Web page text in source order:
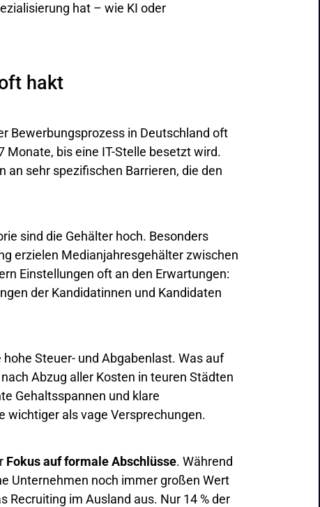
hat – wie KI oder
hakt
Bewerbungsprozess in Deutschland oft
bis eine IT-Stelle besetzt wird.
an sehr spezifischen Barrieren, die den
sind die Gehälter hoch. Besonders
erzielen Medianjahresgehälter zwischen
Einstellungen oft an den Erwartungen:
der Kandidatinnen und Kandidaten
Steuer- und Abgabenlast. Was auf
Abzug aller Kosten in teuren Städten
Gehaltsspannen und klare
wichtiger als vage Versprechungen.
Fokus auf formale Abschlüsse. Während
Unternehmen noch immer großen Wert
im Ausland aus. Nur 14 % der